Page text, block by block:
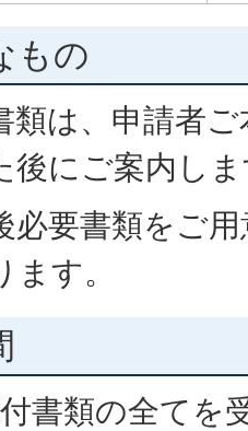
もの
類は、申請者
後にご案内し
必要書類をご
す。
書類の全てを